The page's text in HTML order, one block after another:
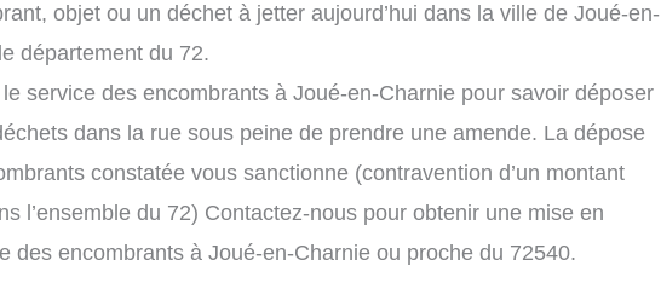
objet ou un déchet à jetter aujourd’hui dans la ville de Joué-en-
département du 72.
service des encombrants à Joué-en-Charnie pour savoir déposer
dans la rue sous peine de prendre une amende. La dépose
constatée vous sanctionne (contravention d’un montant
l’ensemble du 72) Contactez-nous pour obtenir une mise en
des encombrants à Joué-en-Charnie ou proche du 72540.